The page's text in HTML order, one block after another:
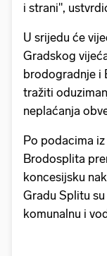
i strani",
U srijedu će
Gradskog
brodogradnje i
tražiti
neplaćanja
Po podacima
Brodosplita
koncesijsku
Gradu Splitu su
komunalnu i